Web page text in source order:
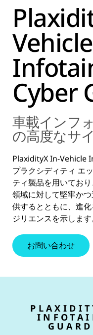
Vehicle
Cyber
車載インフ
の高度なサ
PlaxidityX In-Vehicle
プラクシディティ エ
ティ製品を用いてお
領域に対して堅牢か
供するとともに、進
ジリエンスを示します
お問い合わせ
GUARD